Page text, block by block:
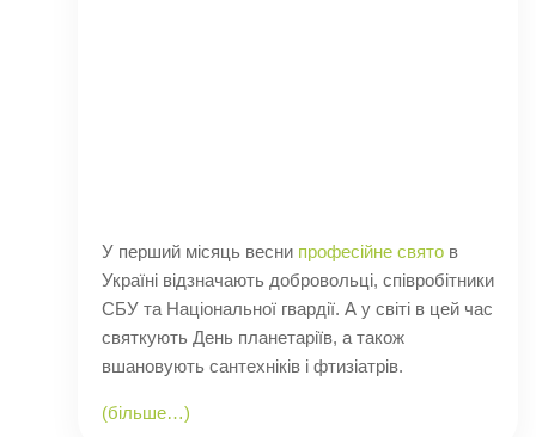
У перший місяць весни професійне свято в
Україні відзначають добровольці, співробітники
СБУ та Національної гвардії. А у світі в цей час
святкують День планетаріїв, а також
вшановують сантехніків і фтизіатрів.
(більше…)